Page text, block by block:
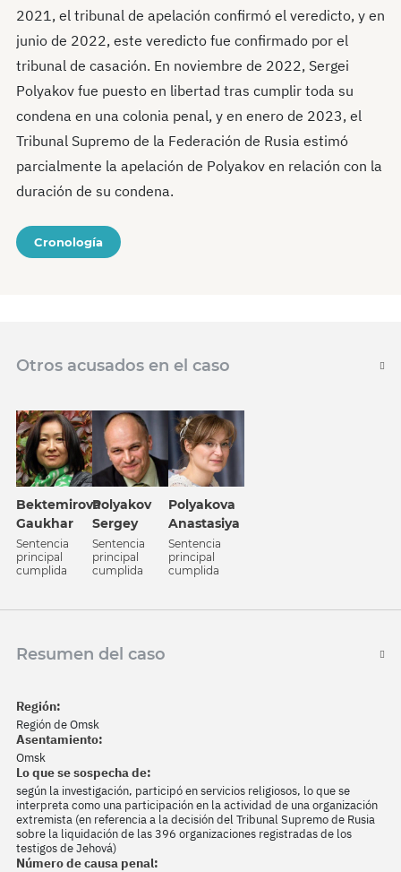
2021, el tribunal de apelación confirmó el veredicto, y en
junio de 2022, este veredicto fue confirmado por el
tribunal de casación. En noviembre de 2022, Sergei
Polyakov fue puesto en libertad tras cumplir toda su
condena en una colonia penal, y en enero de 2023, el
Tribunal Supremo de la Federación de Rusia estimó
parcialmente la apelación de Polyakov en relación con la
duración de su condena.
Cronología
Otros acusados en el caso
Bektemirova
Gaukhar
Sentencia
principal
cumplida
Polyakov
Sergey
Sentencia
principal
cumplida
Polyakova
Anastasiya
Sentencia
principal
cumplida
Resumen del caso
Región:
Región de Omsk
Asentamiento:
Omsk
Lo que se sospecha de:
según la investigación, participó en servicios religiosos, lo que se
interpreta como una participación en la actividad de una organización
extremista (en referencia a la decisión del Tribunal Supremo de Rusia
sobre la liquidación de las 396 organizaciones registradas de los
testigos de Jehová)
Número de causa penal: